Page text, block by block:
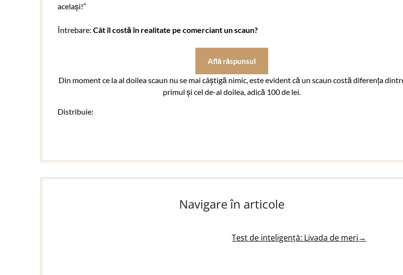
același!”
Întrebare:Cât îl costă în realitate pe comerciant un scaun?
Află răspunsul
Din moment ce la al doilea scaun nu se mai câștigă nimic, este evident că un scaun costă diferența
primul și cel de-al doilea, adică 100 de lei.
Distribuie:
Navigare în articole
Test de inteligență: Livada de meri→